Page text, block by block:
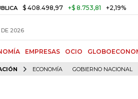
408.498,97 +$ 8.753,81 +2,19% TASA
DE 2026
EMPRESAS OCIO
ECONOMÍA GOBIERNO NACIONAL